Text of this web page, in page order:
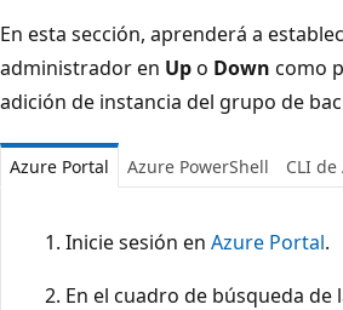
En esta sección, aprenderá a
administrador en Upo Down como
adición de instancia del grupo de
Azure Portal Azure PowerShell CLI
Inicie sesión en Azure Portal.
En el cuadro de búsqueda